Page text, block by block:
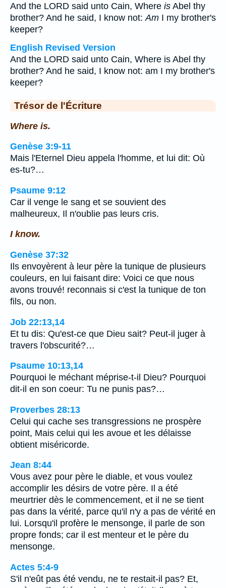
And the LORD said unto Cain, Where is Abel thy
brother? And he said, I know not:Am I my brother's
keeper?
English Revised Version
And the LORD said unto Cain, Where is Abel thy
brother? And he said, I know not: am I my brother's
keeper?
Trésor de l'Écriture
Where is.
Genèse 3:9-11
Mais l'Eternel Dieu appela l'homme, et lui dit: Où
es-tu?…
Psaume 9:12
Car il venge le sang et se souvient des
malheureux, Il n'oublie pas leurs cris.
I know.
Genèse 37:32
Ils envoyèrent à leur père la tunique de plusieurs
couleurs, en lui faisant dire: Voici ce que nous
avons trouvé! reconnais si c'est la tunique de ton
fils, ou non.
Job 22:13,14
Et tu dis: Qu'est-ce que Dieu sait? Peut-il juger à
travers l'obscurité?…
Psaume 10:13,14
Pourquoi le méchant méprise-t-il Dieu? Pourquoi
dit-il en son coeur: Tu ne punis pas?…
Proverbes 28:13
Celui qui cache ses transgressions ne prospère
point, Mais celui qui les avoue et les délaisse
obtient miséricorde.
Jean 8:44
Vous avez pour père le diable, et vous voulez
accomplir les désirs de votre père. Il a été
meurtrier dès le commencement, et il ne se tient
pas dans la vérité, parce qu'il n'y a pas de vérité en
lui. Lorsqu'il profère le mensonge, il parle de son
propre fonds; car il est menteur et le père du
mensonge.
Actes 5:4-9
S'il n'eût pas été vendu, ne te restait-il pas? Et,